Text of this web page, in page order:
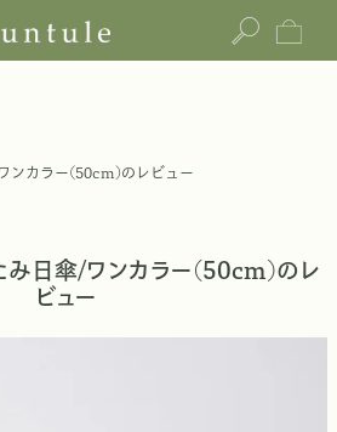
ンカラー(50cm)のレビュー
み日傘/ワンカラー(50cm)のレ
ビュー